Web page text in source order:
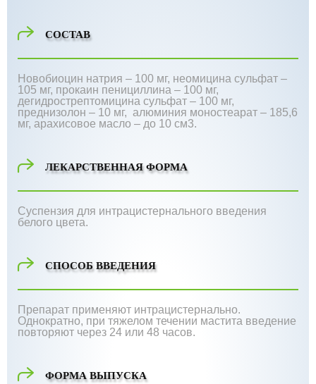
СОСТАВ
Новобиоцин натрия – 100 мг, неомицина сульфат –
105 мг, прокаин пенициллина – 100 мг,
дегидрострептомицина сульфат – 100 мг,
преднизолон – 10 мг, алюминия моностеарат – 185,6
мг, арахисовое масло – до 10 см3.
ЛЕКАРСТВЕННАЯ ФОРМА
Суспензия для интрацистернального введения
белого цвета.
СПОСОБ ВВЕДЕНИЯ
Препарат применяют интрацистернально.
Однократно, при тяжелом течении мастита введение
повторяют через 24 или 48 часов.
ФОРМА ВЫПУСКА